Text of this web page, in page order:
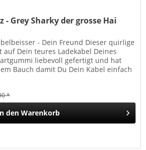
Grey Sharky der grosse Hai
- Dein Freund Dieser quirlige
auf Dein teures Ladekabel Deines
liebevoll gefertigt und hat
Bauch damit Du Dein Kabel einfach
*
den Warenkorb